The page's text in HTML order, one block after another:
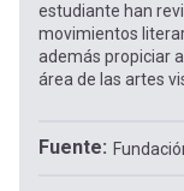
estudiante han
movimientos
además propiciar
área de las artes
Fuente